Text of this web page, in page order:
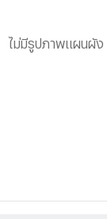
ไม่มีรูปภาพแผนผัง